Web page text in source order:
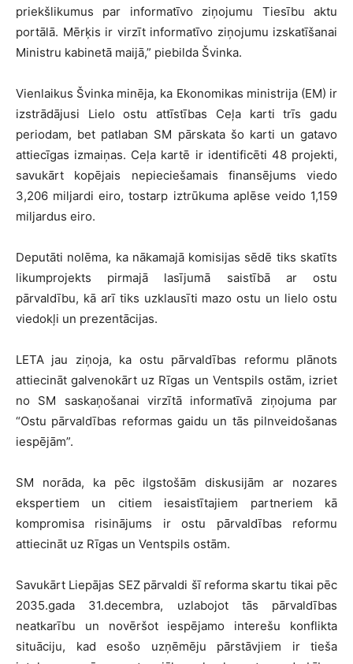
priekšlikumus par informatīvo ziņojumu Tiesību aktu
portālā. Mērķis ir virzīt informatīvo ziņojumu izskatīšanai
Ministru kabinetā maijā,” piebilda Švinka.
Vienlaikus Švinka minēja, ka Ekonomikas ministrija (EM) ir
izstrādājusi Lielo ostu attīstības Ceļa karti trīs gadu
periodam, bet patlaban SM pārskata šo karti un gatavo
attiecīgas izmaiņas. Ceļa kartē ir identificēti 48 projekti,
savukārt kopējais nepieciešamais finansējums viedo
3,206 miljardi eiro, tostarp iztrūkuma aplēse veido 1,159
miljardus eiro.
Deputāti nolēma, ka nākamajā komisijas sēdē tiks skatīts
likumprojekts pirmajā lasījumā saistībā ar ostu
pārvaldību, kā arī tiks uzklausīti mazo ostu un lielo ostu
viedokļi un prezentācijas.
LETA jau ziņoja, ka ostu pārvaldības reformu plānots
attiecināt galvenokārt uz Rīgas un Ventspils ostām, izriet
no SM saskaņošanai virzītā informatīvā ziņojuma par
“Ostu pārvaldības reformas gaidu un tās pilnveidošanas
iespējām”.
SM norāda, ka pēc ilgstošām diskusijām ar nozares
ekspertiem un citiem iesaistītajiem partneriem kā
kompromisa risinājums ir ostu pārvaldības reformu
attiecināt uz Rīgas un Ventspils ostām.
Savukārt Liepājas SEZ pārvaldi šī reforma skartu tikai pēc
2035.gada 31.decembra, uzlabojot tās pārvaldības
neatkarību un novēršot iespējamo interešu konflikta
situāciju, kad esošo uzņēmēju pārstāvjiem ir tieša